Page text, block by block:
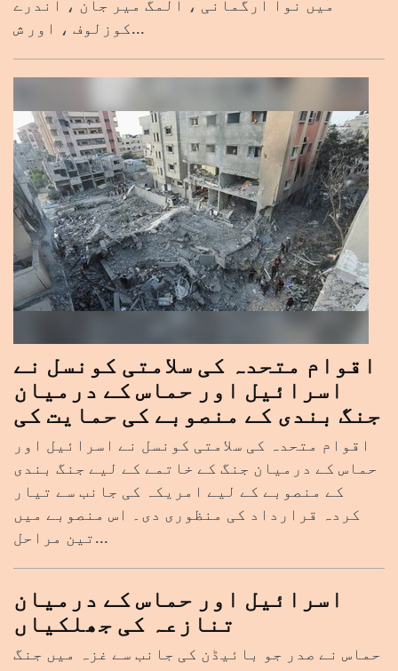
میں نوآ ارگمانی ، المگ میر جان ، آندرے
کوزلوف ، اور ش...
اقوام متحدہ کی سلامتی کونسل نے
اسرائیل اور حماس کے درمیان
جنگ بندی کے منصوبے کی حمایت کی
اقوام متحدہ کی سلامتی کونسل نے اسرائیل اور
حماس کے درمیان جنگ کے خاتمے کے لیے جنگ بندی
کے منصوبے کے لیے امریکہ کی جانب سے تیار
کردہ قرارداد کی منظوری دی۔ اس منصوبے میں
تین مراحل...
اسرائیل اور حماس کے درمیان
تنازعہ کی جھلکیاں
حماس نے صدر جو بائیڈن کی جانب سے غزہ میں جنگ